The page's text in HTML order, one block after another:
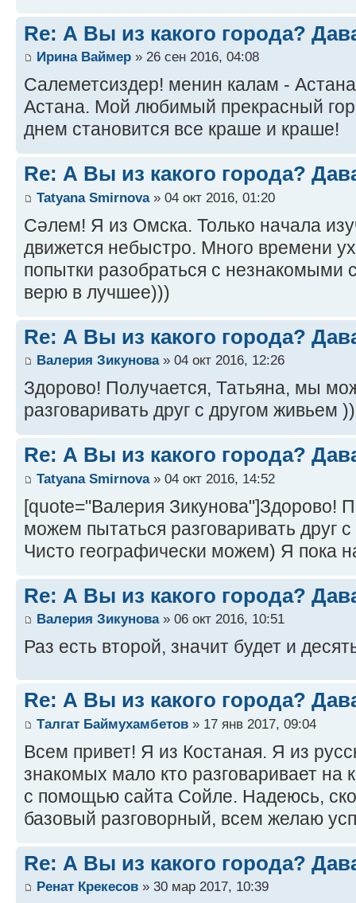
Re: А Вы из какого города?
Ирина Ваймер » 26 сен 2016, 04:08
Салеметсиздер! менин калам -
Астана. Мой любимый прекрасный
днем становится все краше и краше!
Re: А Вы из какого города?
Tatyana Smirnova» 04 окт 2016, 01:20
Сәлем! Я из Омска. Только начала
движется небыстро. Много времени
попытки разобраться с
верю в лучшее)))
Re: А Вы из какого города?
Валерия Зикунова» 04 окт 2016, 12:26
Здорово! Получается, Татьяна, мы
разговаривать друг с другом живьем ))
Re: А Вы из какого города?
Tatyana Smirnova» 04 окт 2016, 14:52
[quote="Валерия Зикунова"]Здорово!
можем пытаться разговаривать друг
Чисто географически можем) Я пока
Re: А Вы из какого города?
Валерия Зикунова» 06 окт 2016, 10:51
Раз есть второй, значит будет и
Re: А Вы из какого города?
Талгат Баймухамбетов » 17 янв 2017, 09:04
Всем привет! Я из Костаная. Я из
знакомых мало кто разговаривает на
с помощью сайта Сойле. Надеюсь,
базовый разговорный, всем желаю
Re: А Вы из какого города?
Ренат Крекесов » 30 мар 2017, 10:39